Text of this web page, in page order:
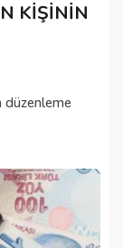
KİŞİNİN
düzenleme